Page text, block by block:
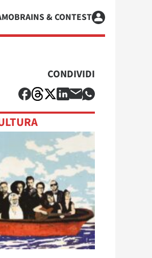
BRAINS & CONTEST
CONDIVIDI